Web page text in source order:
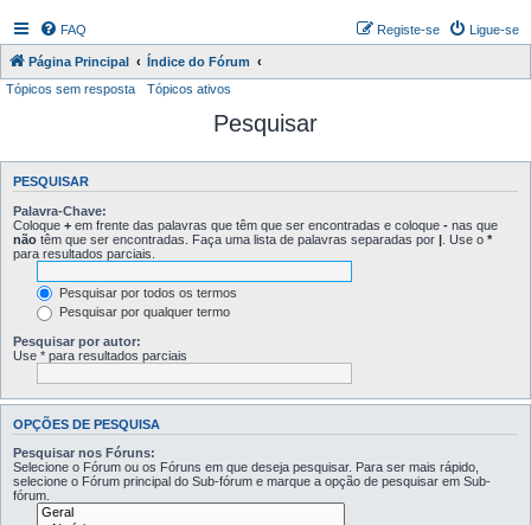
FAQ Ligue-se
Registe-se
Página Principal
Índice do Fórum
Tópicos sem resposta
Tópicos ativos
Pesquisar
PESQUISAR
Palavra-Chave:
Coloque + em frente das palavras que têm que ser encontradas e coloque - nas que
não têm que ser encontradas. Faça uma lista de palavras separadas por | . Use o *
para resultados parciais.
Pesquisar por todos os termos
Pesquisar por qualquer termo
Pesquisar por autor:
Use * para resultados parciais
OPÇÕES DE PESQUISA
Pesquisar nos Fóruns:
Selecione o Fórum ou os Fóruns em que deseja pesquisar. Para ser mais rápido,
selecione o Fórum principal do Sub-fórum e marque a opção de pesquisar em Sub-
fórum.